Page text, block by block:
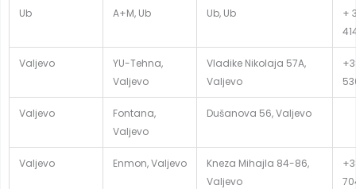
Ub A+M, Ub Ub, Ub
+
Valjevo
YU-Tehna,
Valjevo
Vladike Nikolaja 57A,
Valjevo
Valjevo
Fontana,
Valjevo
Dušanova 56, Valjevo
Valjevo Enmon, Valjevo
Kneza Mihajla 84-86,
Valjevo